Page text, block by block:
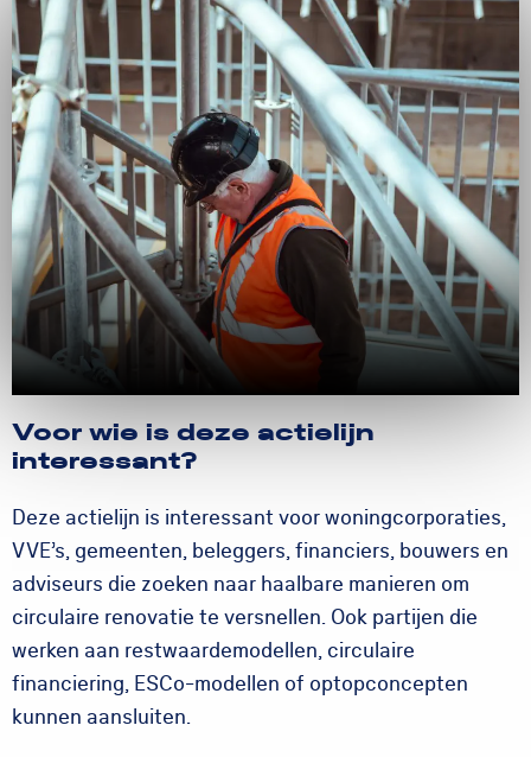
Voor wie is deze actielijn
interessant?
Deze actielijn is interessant voor woningcorporaties,
VVE’s, gemeenten, beleggers, financiers, bouwers en
adviseurs die zoeken naar haalbare manieren om
circulaire renovatie te versnellen. Ook partijen die
werken aan restwaardemodellen, circulaire
financiering, ESCo-modellen of optopconcepten
kunnen aansluiten.